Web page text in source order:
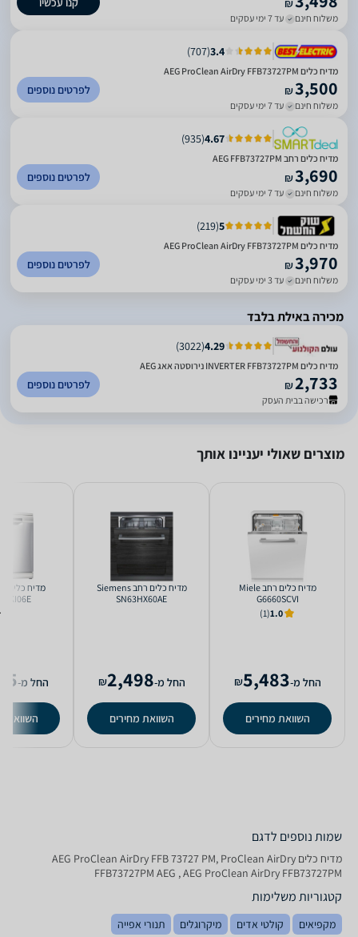
₪
משלוח חינם עד 7 ימי עסקים
3.4
(
707
)
מדיח כלים AEG ProClean AirDry FFB73727PM
₪3,500
משלוח חינם עד 7 ימי עסקים
לפרטים נוספים
4.67
(
935
)
מדיח כלים ‏רחב AEG FFB73727PM
₪3,690
משלוח חינם עד 7 ימי עסקים
לפרטים נוספים
5
(
219
)
מדיח כלים AEG ProClean AirDry FFB73727PM
₪3,970
משלוח חינם עד 3 ימי עסקים
לפרטים נוספים
מכירה באילת בלבד
4.29
(
3022
)
מדיח כלים INVERTER FFB73727PM נירוסטה אאג AEG
₪2,733
רכישה בבית העסק
לפרטים נוספים
מוצרים שאולי יעניינו אותך
מדיח כלים ‏רחב Miele
G6660SCVI
1.0
(1)
החל מ-5,483
₪
השוואת מחירים
מדיח כלים ‏רחב Siemens
SN63HX60AE
החל מ-2,498
₪
השוואת מחירים
החל מ-
השוואת
שמות נוספים לדגם
מדיח כלים AEG ProClean AirDry FFB 73727 PM, ProClean AirDry
FFB73727PM AEG , AEG ProClean AirDry FFB73727PM
קטגוריות משלימות
מקפיאים קולטי אדים מיקרוגלים
תנורי אפייה